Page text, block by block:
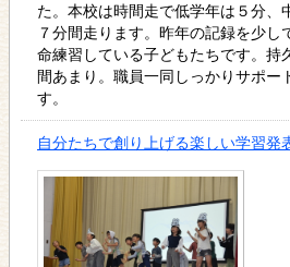
た。本校は時間走で低学年は５分、
７分間走ります。昨年の記録を少し
命練習している子どもたちです。持
間あまり。職員一同しっかりサポー
す。
自分たちで創り上げる楽しい学習発